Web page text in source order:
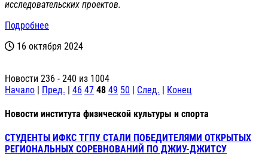
исследовательских проектов.
Подробнее
16 октября 2024
Новости 236 - 240 из 1004
Начало | Пред. | 46 47 48 49 50 | След. | Конец
Новости института физической культуры и спорта
СТУДЕНТЫ ИФКС ТГПУ СТАЛИ ПОБЕДИТЕЛЯМИ ОТКРЫТЫХ
РЕГИОНАЛЬНЫХ СОРЕВНОВАНИЙ ПО ДЖИУ-ДЖИТСУ